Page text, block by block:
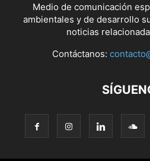
Medio de comunicación
ambientales y de desarrollo
noticias
Contáctanos: